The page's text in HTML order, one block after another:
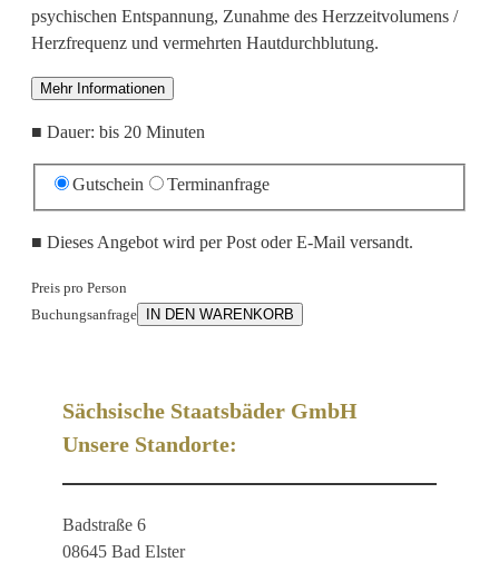
psychischen Entspannung, Zunahme des Herzzeitvolumens /
Herzfrequenz und vermehrten Hautdurchblutung.
Mehr Informationen
■ Dauer: bis 20 Minuten
Gutschein Terminanfrage
■ Dieses Angebot wird per Post oder E-Mail versandt.
Preis pro Person
Buchungsanfrage
IN DEN WARENKORB
Sächsische Staatsbäder GmbH
Unsere Standorte:
Badstraße 6
08645 Bad Elster